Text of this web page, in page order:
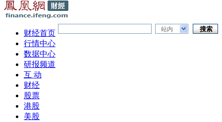
站内
财经首页
行情中心
数据中心
研报频道
互 动
财经
股票
港股
美股